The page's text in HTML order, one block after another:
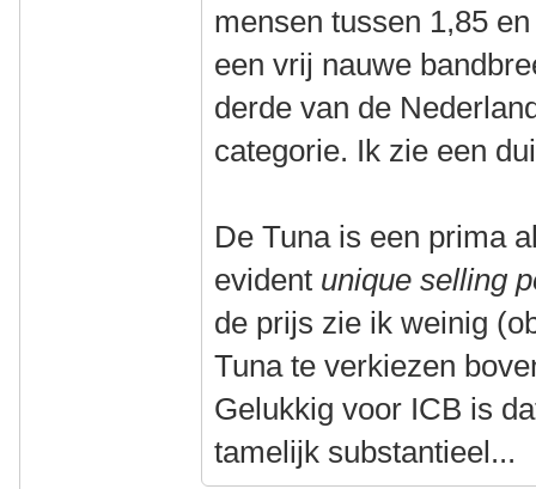
mensen tussen 1,85
een vrij nauwe
derde van de
categorie. Ik zie een
De Tuna is een prima
evident unique selling
de prijs zie ik weinig
Tuna te verkiezen
Gelukkig voor ICB is
tamelijk substantieel...